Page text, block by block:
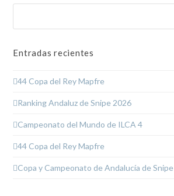
Entradas recientes
44 Copa del Rey Mapfre
Ranking Andaluz de Snipe 2026
Campeonato del Mundo de ILCA 4
44 Copa del Rey Mapfre
Copa y Campeonato de Andalucía de Snipe